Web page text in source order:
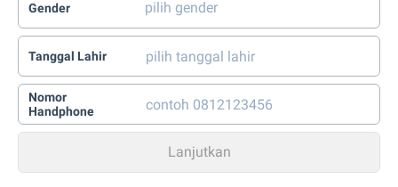
Gender
Tanggal Lahir
Nomor
Handphone